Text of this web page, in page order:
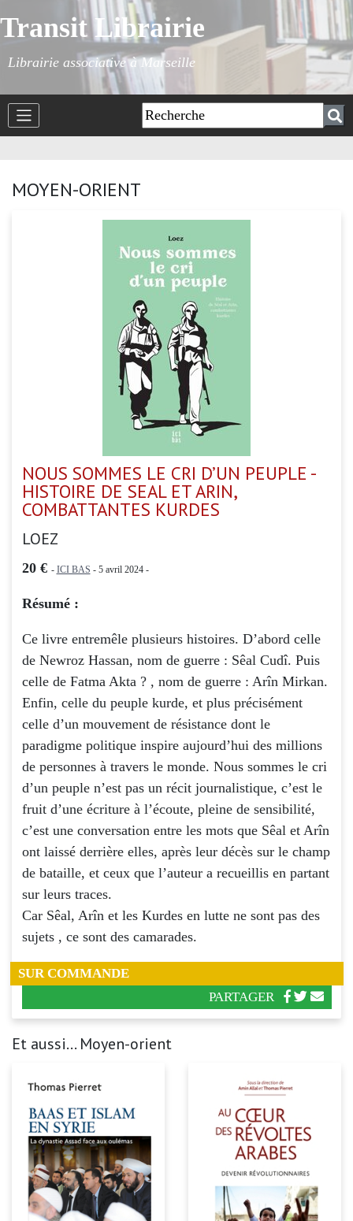
Transit Librairie
Librairie associative à Marseille
MOYEN-ORIENT
NOUS SOMMES LE CRI D’UN PEUPLE -
HISTOIRE DE SEAL ET ARIN,
COMBATTANTES KURDES
LOEZ
20 € - ICI BAS - 5 avril 2024 -
Résumé :
Ce livre entremêle plusieurs histoires. D’abord celle
de Newroz Hassan, nom de guerre : Sêal Cudî. Puis
celle de Fatma Akta ? , nom de guerre : Arîn Mirkan.
Enfin, celle du peuple kurde, et plus précisément
celle d’un mouvement de résistance dont le
paradigme politique inspire aujourd’hui des millions
de personnes à travers le monde. Nous sommes le cri
d’un peuple n’est pas un récit journalistique, c’est le
fruit d’une écriture à l’écoute, pleine de sensibilité,
c’est une conversation entre les mots que Sêal et Arîn
ont laissé derrière elles, après leur décès sur le champ
de bataille, et ceux que l’auteur a recueillis en partant
sur leurs traces.
Car Sêal, Arîn et les Kurdes en lutte ne sont pas des
sujets , ce sont des camarades.
SUR COMMANDE
PARTAGER
Et aussi... Moyen-orient